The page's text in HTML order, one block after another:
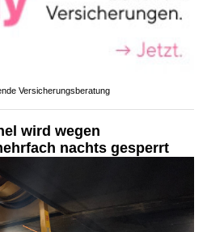
Versicherungsberatung
wird wegen
nachts gesperrt